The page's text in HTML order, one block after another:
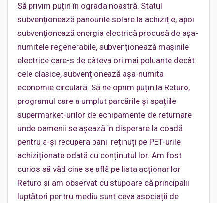
Să privim puțin în ograda noastră. Statul
subvenționează panourile solare la achiziție, apoi
subvenționează energia electrică produsă de așa-
numitele regenerabile, subvenționează mașinile
electrice care-s de câteva ori mai poluante decât
cele clasice, subvenționează așa-numita
economie circulară. Să ne oprim puțin la Returo,
programul care a umplut parcările și spațiile
supermarket-urilor de echipamente de returnare
unde oamenii se așează în disperare la coadă
pentru a-și recupera banii reținuți pe PET-urile
achiziționate odată cu conținutul lor. Am fost
curios să văd cine se află pe lista acționarilor
Returo și am observat cu stupoare că principalii
luptători pentru mediu sunt ceva asociații de